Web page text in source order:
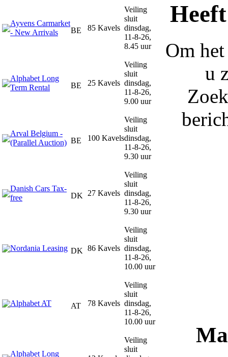
Ayvens Carmarket
- New Arrivals
BE 85 Kavels
Veiling
sluit
dinsdag,
11-8-26,
8.45 uur
Alphabet Long
Term Rental
BE 25 Kavels
Veiling
sluit
dinsdag,
11-8-26,
9.00 uur
Arval Belgium -
(Parallel Auction) BE 100 Kavels
Veiling
sluit
dinsdag,
11-8-26,
9.30 uur
Danish Cars Tax-
free
DK 27 Kavels
Veiling
sluit
dinsdag,
11-8-26,
9.30 uur
Nordania Leasing DK 86 Kavels
Veiling
sluit
dinsdag,
11-8-26,
10.00 uur
Alphabet AT AT 78 Kavels
Veiling
sluit
dinsdag,
11-8-26,
10.00 uur
Alphabet Long
Veiling
sluit
Om
u